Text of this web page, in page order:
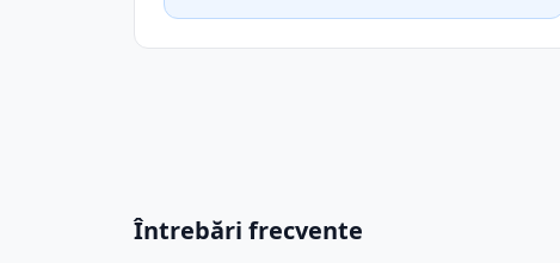
Întrebări frecvente